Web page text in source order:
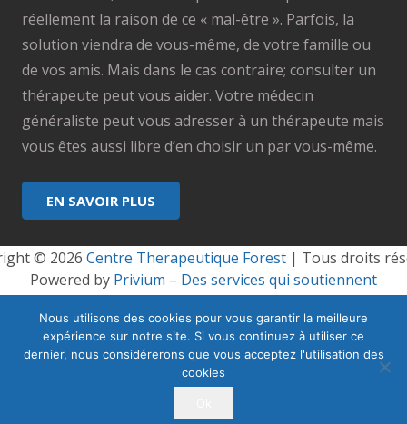
réellement la raison de ce « mal-être ». Parfois, la
solution viendra de vous-même, de votre famille ou
de vos amis. Mais dans le cas contraire; consulter un
thérapeute peut vous aider. Votre médecin
généraliste peut vous adresser à un thérapeute mais
vous êtes aussi libre d’en choisir un par vous-même.
EN SAVOIR PLUS
© 2026 Centre Therapeutique Forest | Tous droits
Powered by Privium – Des services qui soutiennent
hypnotherapeutes.
RGPD – Politique de Protection de la Vie Privée
Nous utilisons des cookies pour vous garantir la meilleure
expérience sur notre site. Si vous continuez à utiliser ce
dernier, nous considérerons que vous acceptez l'utilisation des
cookies